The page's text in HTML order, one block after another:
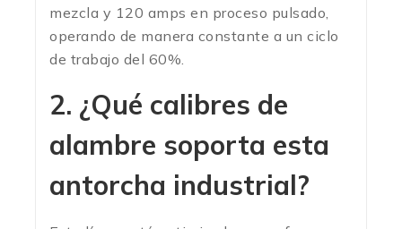
mezcla y 120 amps en proceso pulsado,
operando de manera constante a un ciclo
de trabajo del 60%.
2. ¿Qué calibres de
alambre soporta esta
antorcha industrial?